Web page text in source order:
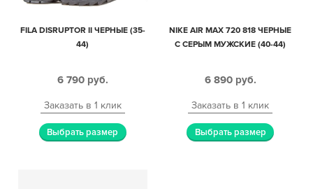
FILA DISRUPTOR II ЧЕРНЫЕ (35-
44)
6 790 руб.
Заказать в 1 клик
Выбрать размер
NIKE AIR MAX 720 818 ЧЕРНЫЕ
С СЕРЫМ МУЖСКИЕ (40-44)
6 890 руб.
Заказать в 1 клик
Выбрать размер